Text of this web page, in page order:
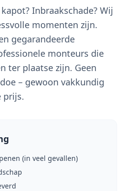
Inbraakschade? Wij
momenten zijn.
gegarandeerde
monteurs die
ter plaatse zijn. Geen
– gewoon vakkundig
prijs.
(in veel gevallen)